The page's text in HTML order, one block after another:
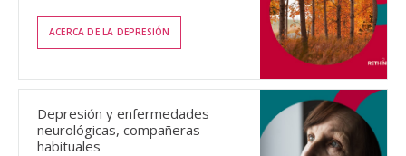
ACERCA DE LA DEPRESIÓN
Depresión y enfermedades
neurológicas, compañeras
habituales